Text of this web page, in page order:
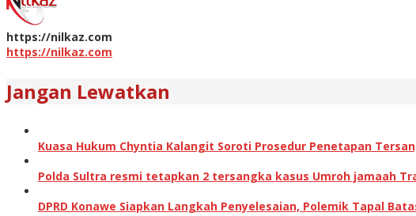
https://nilkaz.com
https://nilkaz.com
Jangan Lewatkan
Kuasa Hukum Chyntia Kalangit Soroti Prosedur Penetapan
Polda Sultra resmi tetapkan 2 tersangka kasus Umroh jamaah
DPRD Konawe Siapkan Langkah Penyelesaian, Polemik Tapal